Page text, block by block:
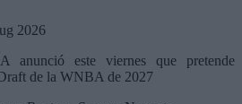
2026
anunció este viernes que pretende
de la WNBA de 2027